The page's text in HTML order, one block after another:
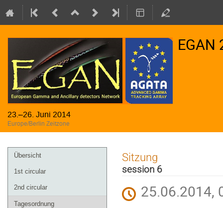
EGAN
23.–26. Juni 2014
Europe/Berlin Zeitzone
Veranstaltungsmenü
Übersicht
1st circular
2nd circular
Tagesordnung
Sitzung
session 6
25.06.2014,